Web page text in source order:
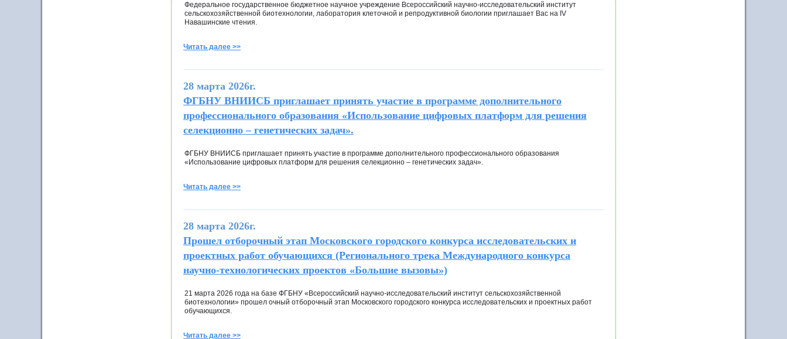
Федеральное государственное бюджетное научное учреждение Всероссийский научно-исследовательский институт
сельскохозяйственной биотехнологии, лаборатория клеточной и репродуктивной биологии приглашает Вас на IV
Навашинские чтения.
Читать далее >>
28 марта 2026г.
ФГБНУ ВНИИСБ приглашает принять участие в программе дополнительного
профессионального образования «Использование цифровых платформ для решения
селекционно – генетических задач».
ФГБНУ ВНИИСБ приглашает принять участие в программе дополнительного профессионального образования
«Использование цифровых платформ для решения селекционно – генетических задач».
Читать далее >>
28 марта 2026г.
Прошел отборочный этап Московского городского конкурса исследовательских и
проектных работ обучающихся (Регионального трека Международного конкурса
научно-технологических проектов «Большие вызовы»)
21 марта 2026 года на базе ФГБНУ «Всероссийский научно-исследовательский институт сельскохозяйственной
биотехнологии» прошел очный отборочный этап Московского городского конкурса исследовательских и проектных работ
обучающихся.
Читать далее >>